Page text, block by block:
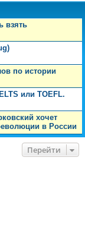
взять
по истории
или TOEFL.
хочет
в России
Перейти